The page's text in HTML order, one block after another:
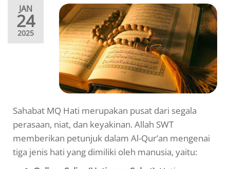
JAN
24
2025
Sahabat MQ Hati merupakan pusat dari segala
perasaan, niat, dan keyakinan. Allah SWT
memberikan petunjuk dalam Al-Qur’an mengenai
tiga jenis hati yang dimiliki oleh manusia, yaitu: